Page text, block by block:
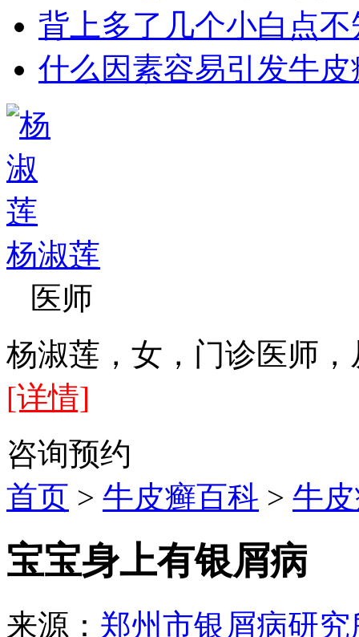
背上多了几个小白点
什么因素容易引发牛皮
杨淑莲
医师
杨淑莲，女，门诊医师
[详情]
咨询预约
首页 > 牛皮癣百科 > 牛
宝宝身上有银屑病
来源： 郑州市银屑病研究